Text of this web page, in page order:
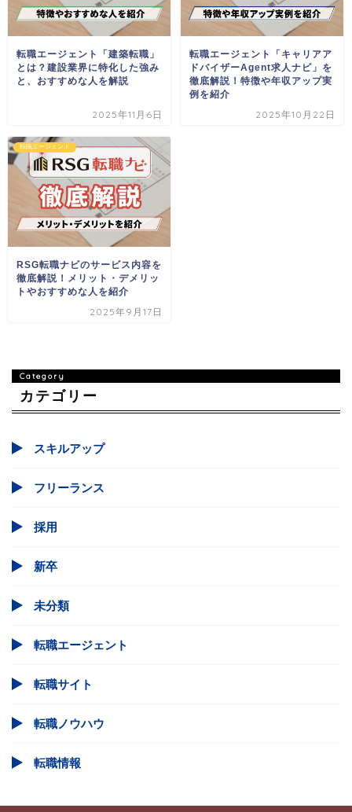
転職エージェント「建築転職」
とは？建設業界に特化した強み
と、おすすめな人を解説
2025年11月6日
転職エージェント「キャリアア
ドバイザーAgent求人ナビ」を
徹底解説！特徴や年収アップ実
例を紹介
2025年10月22日
転職エージェント
RSG転職ナビのサービス内容を
徹底解説！メリット・デメリッ
トやおすすめな人を紹介
2025年9月17日
カテゴリー
スキルアップ
フリーランス
採用
新卒
未分類
転職エージェント
転職サイト
転職ノウハウ
転職情報